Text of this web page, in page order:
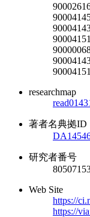
researchmap
著者名典拠ID
研究者番号
Web Site
https://
https://